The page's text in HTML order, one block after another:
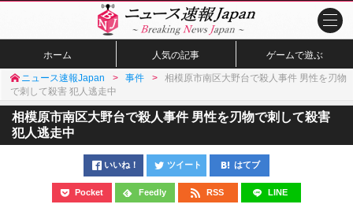
ホーム 人気の記事 ゲームで遊ぶ
ニュース速報Japan 事件
相模原市南区大野台で殺人事件 男性を刃物
で刺して殺害 犯人逃走中
相模原市南区大野台で殺人事件 男性を刃物で刺して殺害
犯人逃走中
いいね！ ツイート はてブ
Pocket Feedly RSS LINE